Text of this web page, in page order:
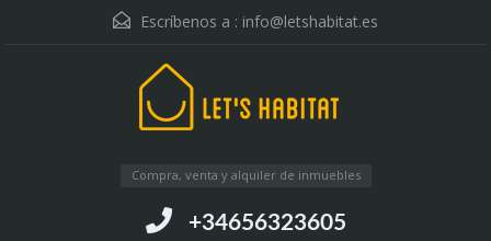
Escríbenos a : info@letshabitat.es
Compra, venta y alquiler de inmuebles
+34656323605